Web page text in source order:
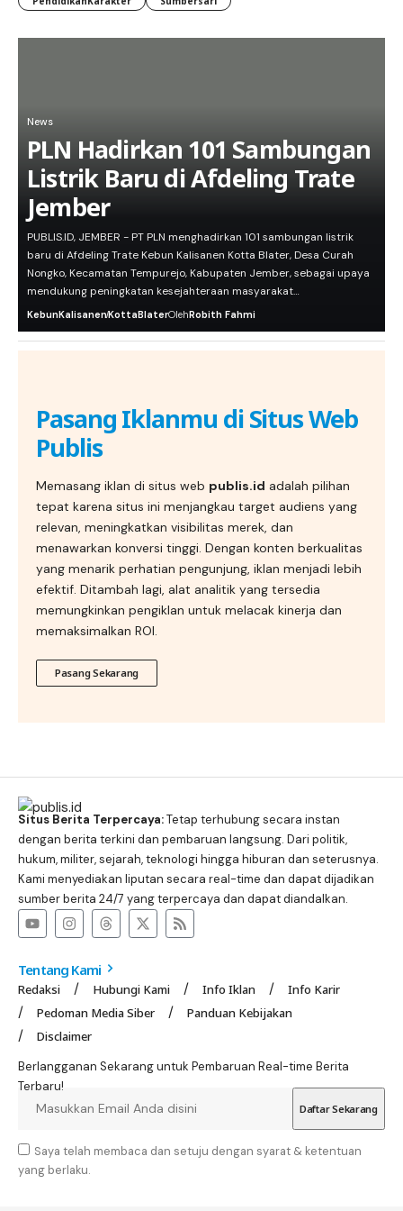
News
PLN Hadirkan 101 Sambungan
Listrik Baru di Afdeling Trate
Jember
PUBLIS.ID, JEMBER - PT PLN menghadirkan 101 sambungan listrik
baru di Afdeling Trate Kebun Kalisanen Kotta Blater, Desa Curah
Nongko, Kecamatan Tempurejo, Kabupaten Jember, sebagai upaya
mendukung peningkatan kesejahteraan masyarakat…
KebunKalisanenKottaBlaterOlehRobith Fahmi
Pasang Iklanmu di Situs Web
Publis
Memasang iklan di situs web publis.id adalah pilihan
tepat karena situs ini menjangkau target audiens yang
relevan, meningkatkan visibilitas merek, dan
menawarkan konversi tinggi. Dengan konten berkualitas
yang menarik perhatian pengunjung, iklan menjadi lebih
efektif. Ditambah lagi, alat analitik yang tersedia
memungkinkan pengiklan untuk melacak kinerja dan
memaksimalkan ROI.
Pasang Sekarang
Situs Berita Terpercaya:Tetap terhubung secara instan
dengan berita terkini dan pembaruan langsung. Dari politik,
hukum, militer, sejarah, teknologi hingga hiburan dan seterusnya.
Kami menyediakan liputan secara real-time dan dapat dijadikan
sumber berita 24/7 yang terpercaya dan dapat diandalkan.
Tentang Kami
Redaksi Hubungi Kami Info Iklan
Info Karir
Pedoman Media Siber
Panduan Kebijakan
Disclaimer
Berlangganan Sekarang untuk Pembaruan Real-time Berita
Terbaru!
Saya telah membaca dan setuju dengan syarat & ketentuan
yang berlaku.